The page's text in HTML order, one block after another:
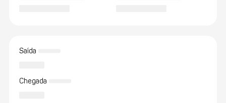
Saída
Chegada